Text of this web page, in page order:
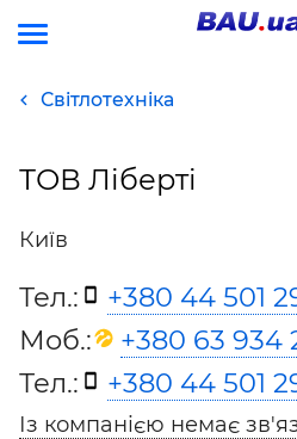
Світлотехніка
ТОВ Ліберті
Київ
Тел.:
+380 44 501
Моб.:
+380 63 934
Тел.:
+380 44 501
Із компанією немає